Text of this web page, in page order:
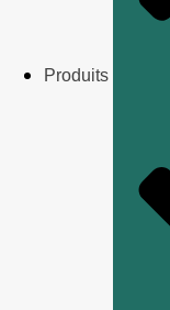
Produits